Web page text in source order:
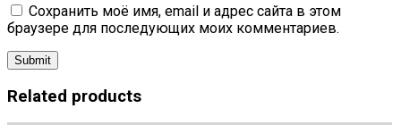
Сохранить моё имя, email и адрес сайта в этом
браузере для последующих моих комментариев.
Related products